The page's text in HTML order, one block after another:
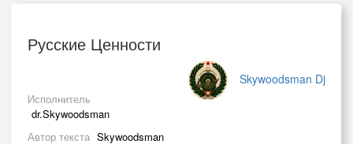
Русские Ценности
Skywoodsman Dj
Исполнитель
dr.Skywoodsman
Автор текста Skywoodsman